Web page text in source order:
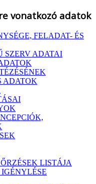
vonatkozó adatok
FELADAT- ÉS
SZERV ADATAI
ADATOK
LISTÁJA